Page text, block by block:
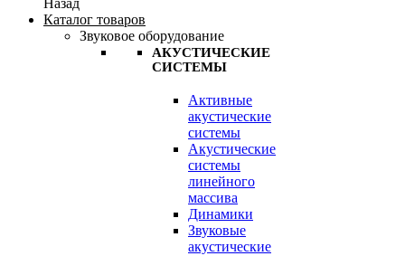
Назад
Каталог товаров
Звуковое оборудование
АКУСТИЧЕСКИЕ
СИСТЕМЫ
Активные
акустические
системы
Акустические
системы
линейного
массива
Динамики
Звуковые
акустические